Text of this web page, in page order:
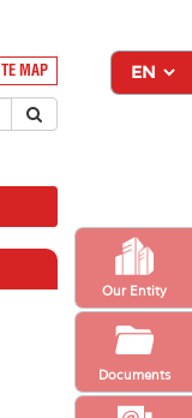
Our Entity
Documents
MAP